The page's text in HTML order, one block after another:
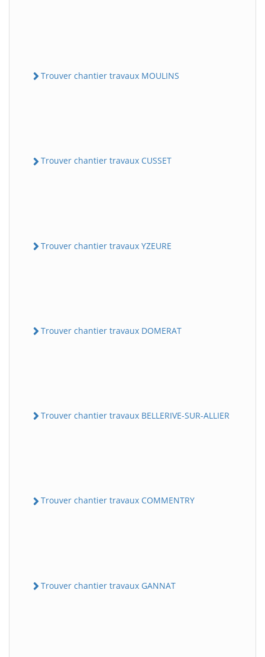
Trouver chantier travaux MOULINS
Trouver chantier travaux CUSSET
Trouver chantier travaux YZEURE
Trouver chantier travaux DOMERAT
Trouver chantier travaux BELLERIVE-SUR-ALLIER
Trouver chantier travaux COMMENTRY
Trouver chantier travaux GANNAT